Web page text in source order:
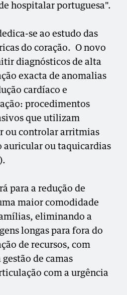
hospitalar portuguesa".
se ao estudo das
do coração. O novo
diagnósticos de alta
exacta de anomalias
cardíaco e
procedimentos
que utilizam
ou controlar arritmias
auricular ou taquicardias
para a redução de
maior comodidade
eliminando a
longas para fora do
de recursos, com
de camas
com a urgência